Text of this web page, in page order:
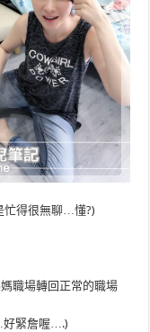
忙得很無聊…懂?)
職場轉回正常的職場
好緊詹喔….)